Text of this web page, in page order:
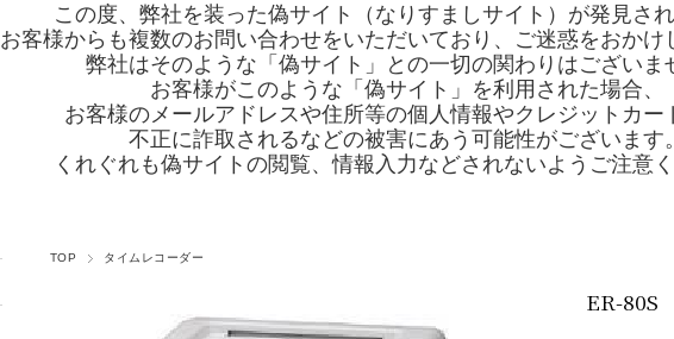
レシート用紙、ロールペー
券売機
配膳ロボット
デジタルサイネージ
この度、弊社を装った偽サイト（なりすましサイト）が発見され
お客様からも複数のお問い合わせをいただいており、ご迷惑をおかけ
弊社はそのような「偽サイト」との一切の関わりはございま
お客様がこのような「偽サイト」を利用された場合、
お客様のメールアドレスや住所等の個人情報やクレジットカー
不正に詐取されるなどの被害にあう可能性がございます。
くれぐれも偽サイトの閲覧、情報入力などされないようご注意く
TOP タイムレコーダー
ER-80S